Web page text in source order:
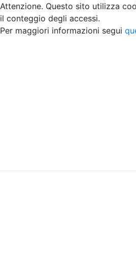
Attenzione. Questo sito utilizza
il conteggio degli accessi.
Per maggiori informazioni segui